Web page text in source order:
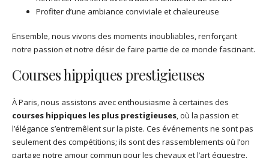
Profiter d’une ambiance conviviale et chaleureuse
Ensemble, nous vivons des moments inoubliables, renforçant
notre passion et notre désir de faire partie de ce monde fascinant.
Courses hippiques prestigieuses
À Paris, nous assistons avec enthousiasme à certaines des
courses hippiques les plus prestigieuses, où la passion et
l’élégance s’entremêlent sur la piste. Ces événements ne sont pas
seulement des compétitions; ils sont des rassemblements où l’on
partage notre amour commun pour les chevaux et l’art équestre.